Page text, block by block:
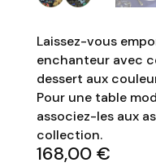
Laissez-vous
enchanteur avec
dessert aux
Pour une table
associez-les aux
collection.
168,00 €